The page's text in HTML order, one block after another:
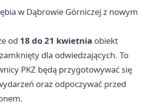
w Dąbrowie Górniczej z nowym
od 18 do 21 kwietnia obiekt
dla odwiedzających. To
PKZ będą przygotowywać się
oraz odpoczywać przed